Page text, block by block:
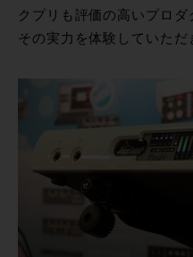
クプリも評価の高いプロ
その実力を体験していただ